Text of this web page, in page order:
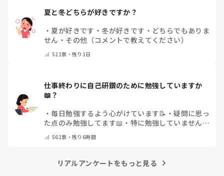
夏と冬どちらが好きですか？
・ 夏が好きです ・冬が好きです ・ どちらでもありま
せん ・ その他（コメントで教えてください）
521票・残り1日
仕事終わりに自己研鑽のために勉強していますか
📖？
・ 毎日勉強するよう心がけています📝 ・疑問に思っ
た点のみ勉強してます📖 ・ 特に勉強していません・
561票・残り6時間
リアルアンケートをもっと見る